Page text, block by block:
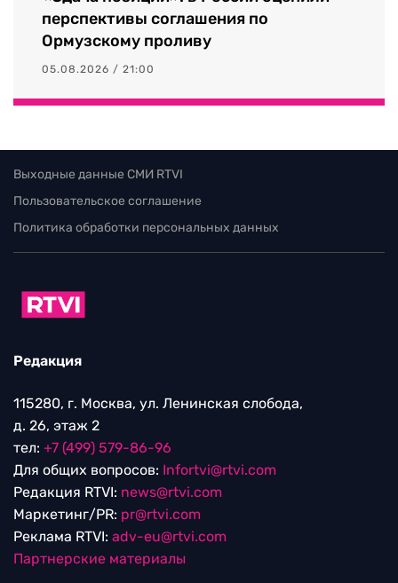
перспективы соглашения по
Ормузскому проливу
05.08.2026 / 21:00
Выходные данные СМИ RTVI
Пользовательское соглашение
Политика обработки персональных данных
Редакция
115280, г. Москва, ул. Ленинская слобода,
д. 26, этаж 2
тел: +7 (499) 579-86-96
Для общих вопросов: Infortvi@rtvi.com
Редакция RTVI: news@rtvi.com
Маркетинг/PR: pr@rtvi.com
Реклама RTVI: adv-eu@rtvi.com
Партнерские материалы